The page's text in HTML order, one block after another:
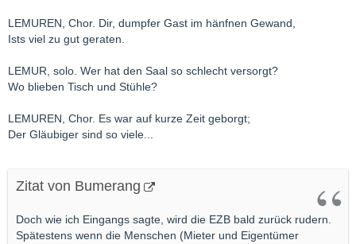
LEMUREN, Chor. Dir, dumpfer Gast im hänfnen Gewand,
Ists viel zu gut geraten.
LEMUR, solo. Wer hat den Saal so schlecht versorgt?
Wo blieben Tisch und Stühle?
LEMUREN, Chor. Es war auf kurze Zeit geborgt;
Der Gläubiger sind so viele...
Zitat von Bumerang
Doch wie ich Eingangs sagte, wird die EZB bald zurück rudern.
Spätestens wenn die Menschen (Mieter und Eigentümer